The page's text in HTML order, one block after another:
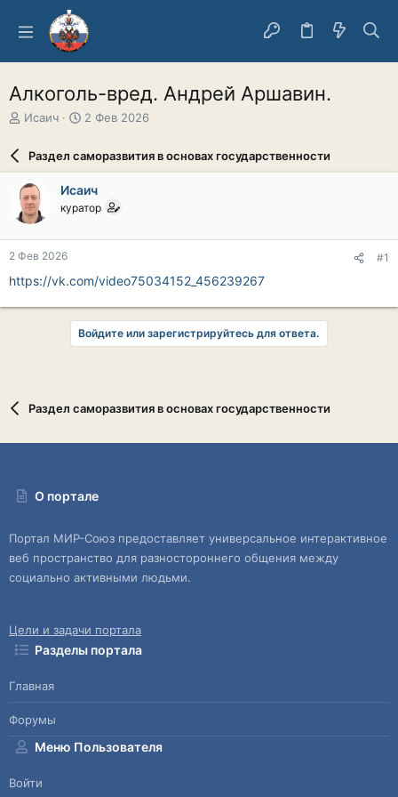
Алкоголь-вред. Андрей Аршавин.
А
о
р
т
е
м
ы
Исаич
Д
а
а
ч
л
2 Фев 2026
Раздел саморазвития в основах государственности
Исаич
куратор
2 Фев 2026 #1
https://vk.com/video75034152_456239267
Войдите или зарегистрируйтесь для ответа.
Раздел саморазвития в основах государственности
О портале
Портал МИР-Союз предоставляет универсальное интерактивное
веб пространство для разностороннего общения между
социально активными людьми.
Цели и задачи портала
Разделы портала
Главная
Форумы
Меню Пользователя
Войти